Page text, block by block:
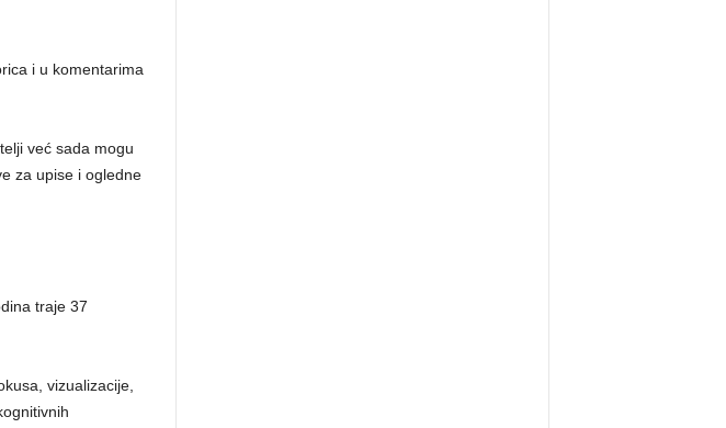
i u komentarima
već sada mogu
za upise i ogledne
traje 37
vizualizacije,